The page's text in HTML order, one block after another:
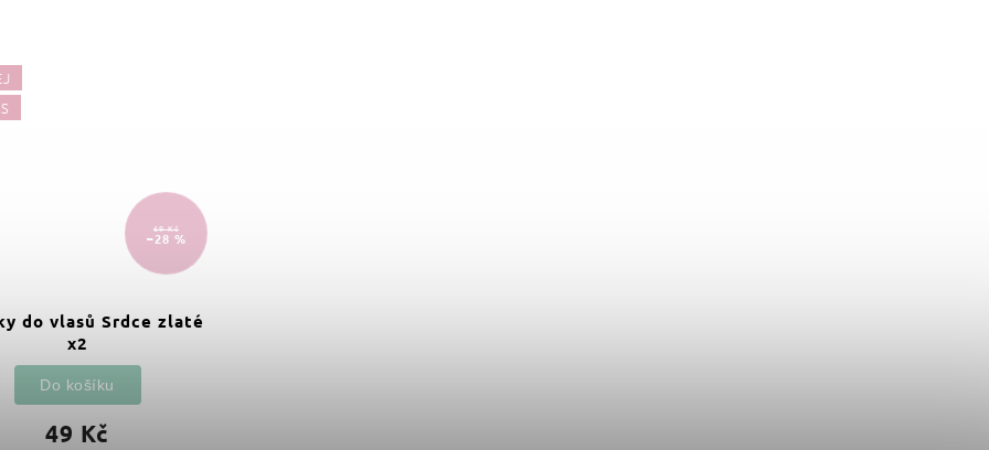
69 Kč
–28 %
do vlasů Srdce zlaté
x2
49 Kč
Do košíku